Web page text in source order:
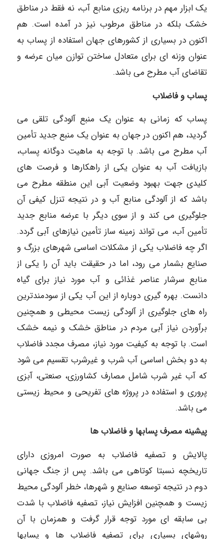
یک ابزار مهم در برنامه ریزی منابع آب، نه فقط در مناطق
خشک بلکه در مناطق مرطوب نیز در آمده است. هم
اکنون در بسیاری از کشورهای جهان استفاده از پساب به
عنوان وزنه ای برای متعادل ساختن توازن میان عرضه و
تقاضای آب مطرح می باشد.
پساب و فاضلاب
پساب که زمانی به عنوان یک منبع آلودگی تلقی می
گردید، هم اکنون در جهان به عنوان یک منبع جدید تأمین
آب مطرح می باشد. با توجه به ماهیت دوگانه پساب،
بازیافت آب به عنوان یکی از راهکارها و فرصت های
کلیدی جهت بهبود وضعیت آبی این منطقه مطرح می
باشد که از آلودگی منابع آب و در نتیجه تنزل کیفی آن
جلوگیری می کند و از سوی دیگر با عرضه منابع جدید
تأمین آب، می تواند زمینه ساز تأمین نیازهای آبی گردد.
اگر چه فاضلاب یکی از مشکلات اساسی شهرهای بزرگ و
صنایع بشمار می رود، اما در حقیقت باید آن را یکی از
منابع سرشار عناصر غذائی و آب مورد نیاز برای گیاه
دانست. بهره گیری دوباره از این آب یکی از سودمندترین
راه های جلوگیری از آلودگی زیست محیطی و همچنین
برآوردن نیاز آبی مردم در مناطق خشک و نیمه خشک
است. با توجه به کیفیت مورد نیاز، مصرف مجدد فاضلاب
به دو بخش اساسی آب شرب و غیرشرب تقسیم می شود
که آب غیر شرب شامل مصارف کشاورزی، صنعتی، آبزی
پروری و استفاده در پروژه های تفریحی و محیط زیستی
می باشد.
پیشینه مصرف پسابها و فاضلاب ها
پالایش و تصفیه فاضلاب به صورت امروزی دارای
تاریخچه نسبتا کوتاهی می باشد. پس از جنگ جهانی
دوم در نتیجه توسعه صنایع و شهرها، خطر آلودگی محیط
زیست و همچنین افزایش نیاز، تصفیه فاضلاب با شدت
بی سابقه ای مورد توجه قرار گرفت و همزمان با آن
روشهای بسیاری برای تصفیه فاضلاب ها و پسابها